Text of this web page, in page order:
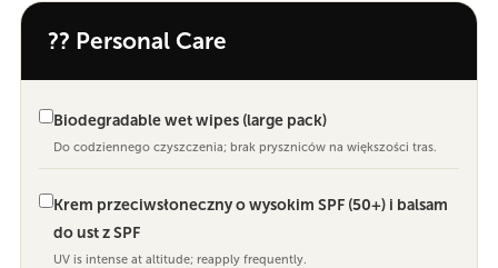
?? Personal Care
Biodegradable wet wipes (large pack)
Do codziennego czyszczenia; brak pryszniców na większości tras.
Krem przeciwsłoneczny o wysokim SPF (50+) i balsam
do ust z SPF
UV is intense at altitude; reapply frequently.